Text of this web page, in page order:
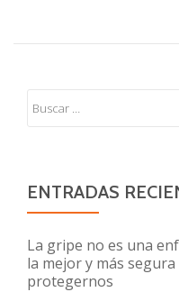
niños,
ENTRADAS
La gripe no es una
la mejor y más
protegernos